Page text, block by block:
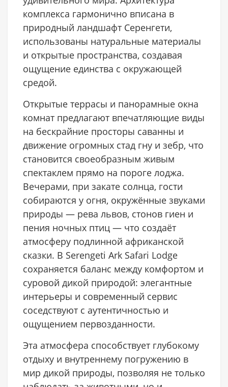
комплекса гармонично вписана в
природный ландшафт Серенгети,
использованы натуральные материалы
и открытые пространства, создавая
ощущение единства с окружающей
средой.
Открытые террасы и панорамные окна
комнат предлагают впечатляющие виды
на бескрайние просторы саванны и
движение огромных стад гну и зебр, что
становится своеобразным живым
спектаклем прямо на пороге лоджа.
Вечерами, при закате солнца, гости
собираются у огня, окружённые звуками
природы — рева львов, стонов гиен и
пения ночных птиц — что создаёт
атмосферу подлинной африканской
сказки. В Serengeti Ark Safari Lodge
сохраняется баланс между комфортом и
суровой дикой природой: элегантные
интерьеры и современный сервис
соседствуют с аутентичностью и
ощущением первозданности.
Эта атмосфера способствует глубокому
отдыху и внутреннему погружению в
мир дикой природы, позволяя не только